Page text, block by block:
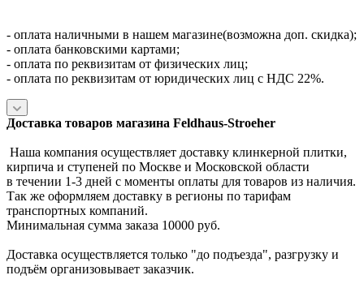
- оплата наличными в нашем магазине(возможна доп. скидка);
- оплата банковскими картами;
- оплата по реквизитам от физических лиц;
- оплата по реквизитам от юридических лиц с НДС 22%.
Доставка товаров магазина Feldhaus-Stroeher
Наша компания осуществляет доставку клинкерной плитки,
кирпича и ступеней по Москве и Московской области
в течении 1-3 дней с моменты оплаты для товаров из наличия.
Так же оформляем доставку в регионы по тарифам
транспортных компаний.
Минимальная сумма заказа 10000 руб.
Доставка осуществляется только "до подъезда", разгрузку и
подъём организовывает заказчик.